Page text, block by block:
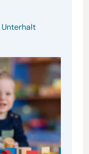
Unterhalt